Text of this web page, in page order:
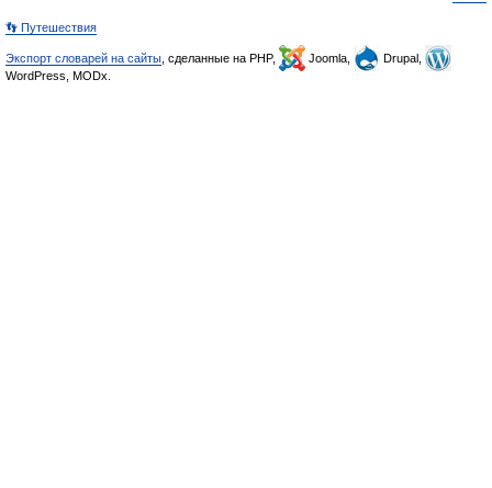
👣 Путешествия
Экспорт словарей на сайты , сделанные на PHP, Joomla,
Drupal,
WordPress, MODx.